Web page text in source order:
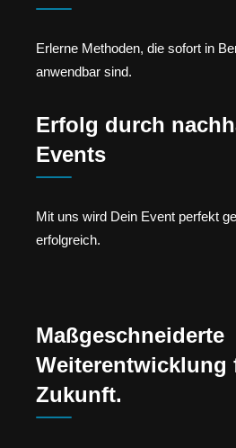
Erlerne Methoden, die sofort in
anwendbar sind.
Erfolg durch
Events
Mit uns wird Dein Event perfekt
erfolgreich.
Maßgeschneiderte
Weiterentwicklung
Zukunft.